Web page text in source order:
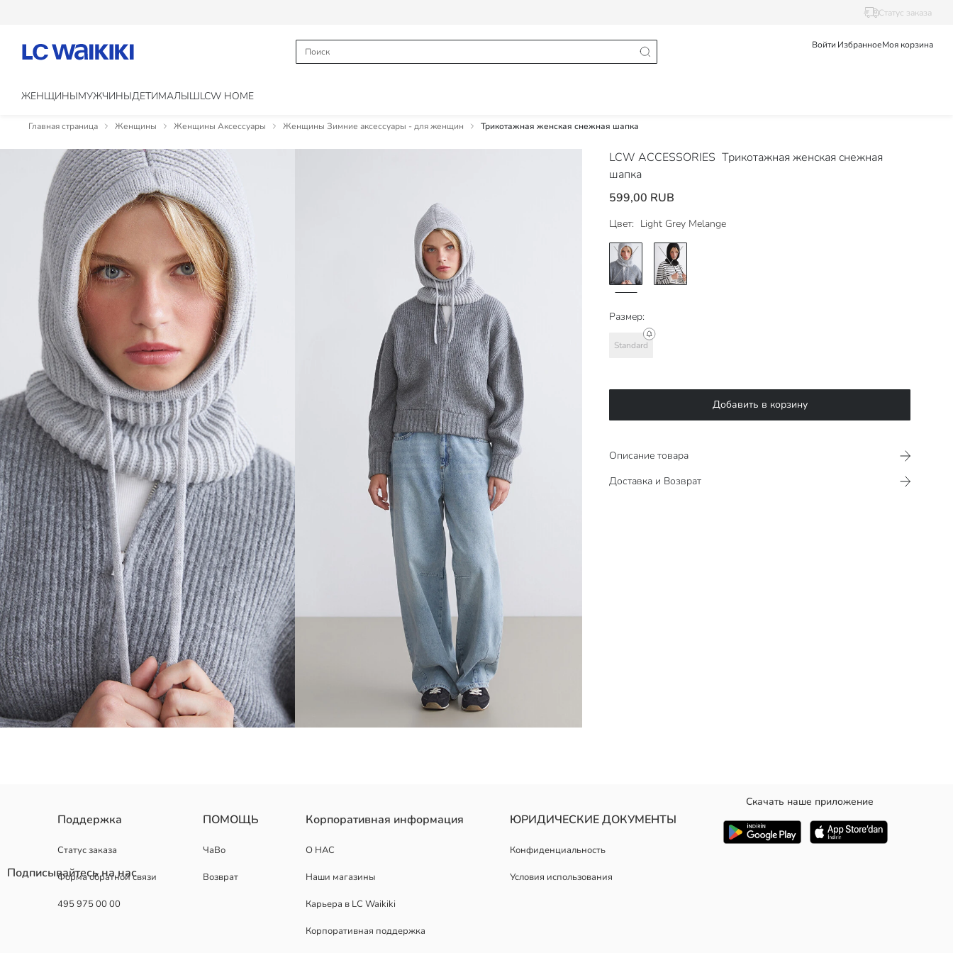
Статус заказа
Войти ИзбранноеМоя корзина
ЖЕНЩИНЫМУЖЧИНЫДЕТИМАЛЫШLCW HOME
Главная страница Женщины Женщины Аксессуары Женщины Зимние аксессуары - для женщин Трикотажная женская снежная шапка
LCW ACCESSORIES Трикотажная женская снежная
шапка
599,00 RUB
Цвет: Light Grey Melange
Размер:
Standard
Добавить в корзину
Описание товара
Доставка и Возврат
Страна происхождения:
Бренд:
Поддержка
Статус заказа
Форма обратной связи
495 975 00 00
ПОМОЩЬ
ЧаВо
Возврат
Корпоративная информация
О НАС
Наши магазины
Карьера в LC Waikiki
Корпоративная поддержка
ЮРИДИЧЕСКИЕ ДОКУМЕНТЫ
Конфиденциальность
Условия использования
Скачать наше приложение
Подписывайтесь на нас